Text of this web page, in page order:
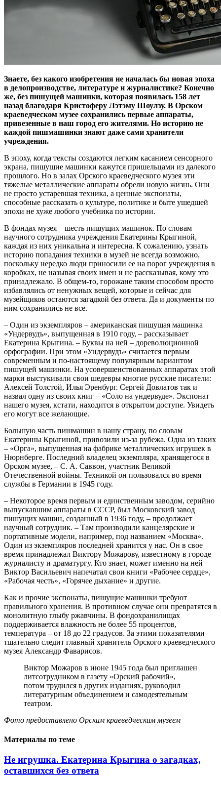
Знаете, без какого изобретения не началась бы новая эпоха
в делопроизводстве, литературе и журналистике? Конечно
же, без пишущей машинки, которая появилась 158 лет
назад благодаря Кристоферу Лэтэму Шоулзу. В Орском
краеведческом музее сохранились первые аппараты,
привезенные в наш город его жителями. Но историю не
каждой пишмашинки знают даже сами хранители
учреждения.
В эпоху, когда тексты создаются легким касанием сенсорного
экрана, пишущие машинки кажутся пришельцами из далекого
прошлого. Но в залах Орского краеведческого музея эти
тяжелые металлические аппараты обрели новую жизнь. Они
не просто устаревшая техника, а ценные экспонаты,
способные рассказать о культуре, политике и быте ушедшей
эпохи не хуже любого учебника по истории.
В фондах музея – шесть пишущих машинок. По словам
научного сотрудника учреждения Екатерины Крыгиной,
каждая из них уникальна и интересна. К сожалению, узнать
историю попадания техники в музей не всегда возможно,
поскольку нередко люди приносили ее на порог учреждения в
коробках, не называя своих имен и не рассказывая, кому это
принадлежало. В общем-то, горожане таким способом просто
избавлялись от ненужных вещей, которые и сейчас для
музейщиков остаются загадкой без ответа. Да и документы по
ним сохранились не все.
– Один из экземпляров – американская пишущая машинка
«Ундервудъ», выпущенная в 1910 году, – рассказывает
Екатерина Крыгина. – Буквы на ней – дореволюционной
орфографии. При этом «Ундервудъ» считается первым
современным и по-настоящему популярным вариантом
пишущей машинки. На усовершенствованных аппаратах этой
марки выстукивали свои шедевры многие русские писатели:
Алексей Толстой, Илья Эренбург. Сергей Довлатов так и
назвал одну из своих книг – «Соло на ундервуде». Экспонат
нашего музея, кстати, находится в открытом доступе. Увидеть
его могут все желающие.
Большую часть пишмашин в нашу страну, по словам
Екатерины Крыгиной, привозили из-за рубежа. Одна из таких
– «Орга», выпущенная на фабрике металлических игрушек в
Нюрнберге. Последний владелец экземпляра, хранящегося в
Орском музее, – С. А. Саввон, участник Великой
Отечественной войны. Техникой он пользовался во время
службы в Германии в 1945 году.
– Некоторое время первым и единственным заводом, серийно
выпускавшим аппараты в СССР, был Московский завод
пишущих машин, созданный в 1936 году, – продолжает
научный сотрудник. – Там производили канцелярские и
портативные модели, например, под названием «Москва».
Один из экземпляров последней хранится у нас. Он в свое
время принадлежал Виктору Можарову, известному в городе
журналисту и драматургу. Кто знает, может именно на ней
Виктор Васильевич напечатал свои книги «Рабочее сердце»,
«Рабочая честь», «Горячее дыхание» и другие.
Как и прочие экспонаты, пишущие машинки требуют
правильного хранения. В противном случае они превратятся в
монолитную глыбу ржавчины. В фондохранилищах
поддерживается влажность не более 55 процентов,
температура – от 18 до 22 градусов. За этими показателями
тщательно следит главный хранитель Орского краеведческого
музея Александр Фаварисов.
Виктор Можаров в июне 1945 года был приглашен
литсотрудником в газету «Орский рабочий»,
потом трудился в других изданиях, руководил
литературным объединением и самодеятельным
театром.
Фото предоставлено Орским краеведческим музеем
Материалы по теме
Не игрушка. Екатерина Крыгина о загадках,
оставшихся без ответа